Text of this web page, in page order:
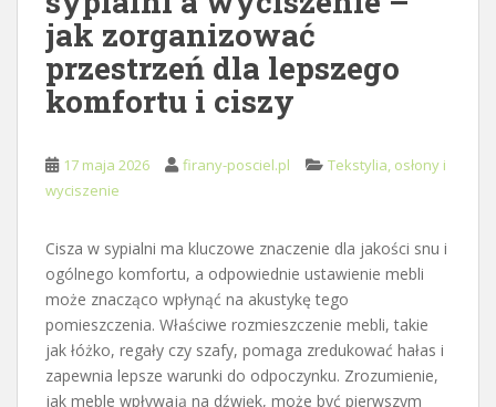
jak zorganizować
przestrzeń dla lepszego
komfortu i ciszy
17 maja 2026 firany-posciel.pl
Tekstylia, osłony i
wyciszenie
Cisza w sypialni ma kluczowe znaczenie dla jakości snu i
ogólnego komfortu, a odpowiednie ustawienie mebli
może znacząco wpłynąć na akustykę tego
pomieszczenia. Właściwe rozmieszczenie mebli, takie
jak łóżko, regały czy szafy, pomaga zredukować hałas i
zapewnia lepsze warunki do odpoczynku. Zrozumienie,
jak meble wpływają na dźwięk, może być pierwszym